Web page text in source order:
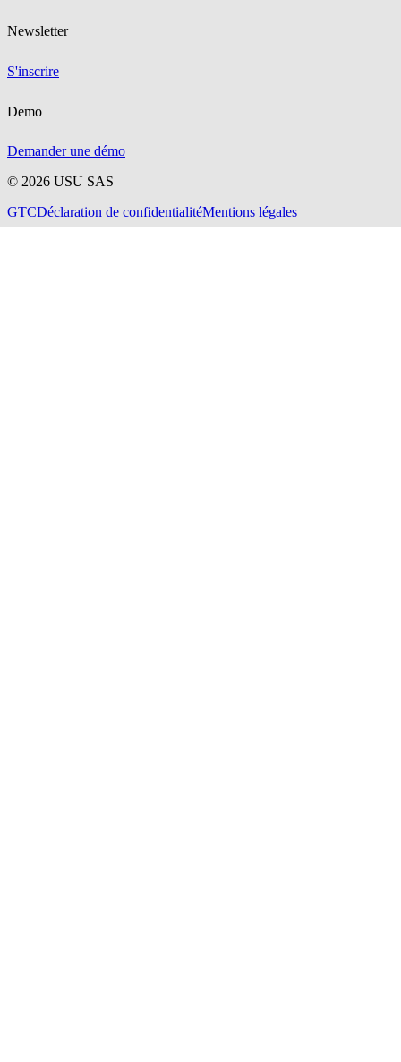
Newsletter
S'inscrire
Demo
Demander une démo
© 2026 USU SAS
GTCDéclaration de confidentialitéMentions légales